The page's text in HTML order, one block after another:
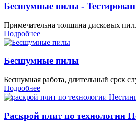
Бесшумные пилы -
Примечательна толщина дисковых пил.
Подробнее
Бесшумные пилы
Бесшумная работа, длительный срок
Подробнее
Раскрой плит по технологии